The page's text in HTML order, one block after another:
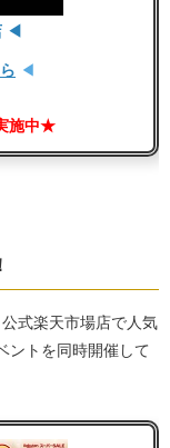
◀
◀
施中★
式楽天市場店で人気
ントを同時開催して